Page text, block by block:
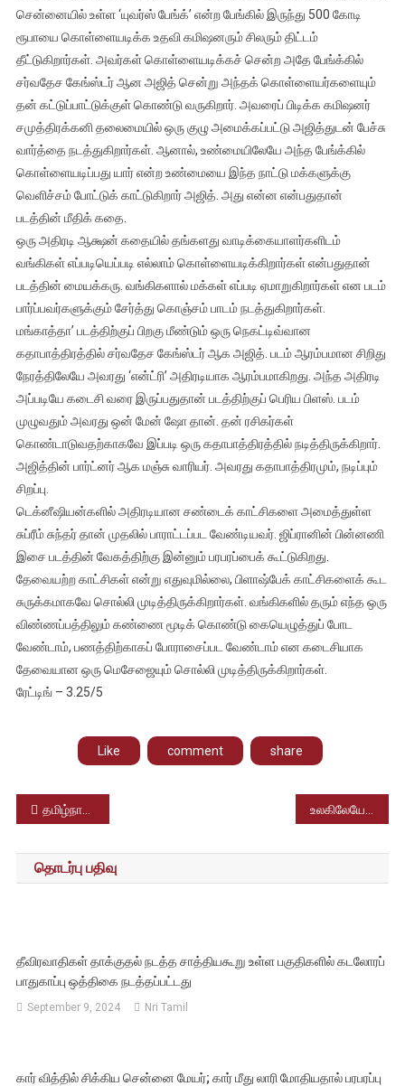
துணிவு
–
சென்னையில் உள்ள ‘யுவர்ஸ் பேங்க்’ என்ற பேங்கில் இருந்து 500 கோடி
ரூபாயை கொள்ளையடிக்க உதவி கமிஷனரும் சிலரும் திட்டம்
தீட்டுகிறார்கள். அவர்கள் கொள்ளையடிக்கச் சென்ற அதே பேங்க்கில்
சர்வதேச கேங்ஸ்டர் ஆன அஜித் சென்று அந்தக் கொள்ளையர்களையும்
தன் கட்டுப்பாட்டுக்குள் கொண்டு வருகிறார். அவரைப் பிடிக்க கமிஷனர்
சமுத்திரக்கனி தலைமையில் ஒரு குழு அமைக்கப்பட்டு அஜித்துடன் பேச்சு
வார்த்தை நடத்துகிறார்கள். ஆனால், உண்மையிலேயே அந்த பேங்க்கில்
கொள்ளையடிப்பது யார் என்ற உண்மையை இந்த நாட்டு மக்களுக்கு
வெளிச்சம் போட்டுக் காட்டுகிறார் அஜித். அது என்ன என்பதுதான்
படத்தின் மீதிக் கதை.
ஒரு அதிரடி ஆக்ஷன் கதையில் தங்களது வாடிக்கையாளர்களிடம்
வங்கிகள் எப்படியெப்படி எல்லாம் கொள்ளையடிக்கிறார்கள் என்பதுதான்
படத்தின் மையக்கரு. வங்கிகளால் மக்கள் எப்படி ஏமாறுகிறார்கள் என படம்
பார்ப்பவர்களுக்கும் சேர்த்து கொஞ்சம் பாடம் நடத்துகிறார்கள்.
மங்காத்தா’ படத்திற்குப் பிறகு மீண்டும் ஒரு நெகட்டிவ்வான
கதாபாத்திரத்தில் சர்வதேச கேங்ஸ்டர் ஆக அஜித். படம் ஆரம்பமான சிறிது
நேரத்திலேயே அவரது ‘என்ட்ரி’ அதிரடியாக ஆரம்பமாகிறது. அந்த அதிரடி
அப்படியே கடைசி வரை இருப்பதுதான் படத்திற்குப் பெரிய பிளஸ். படம்
முழுவதும் அவரது ஒன் மேன் ஷோ தான். தன் ரசிகர்கள்
கொண்டாடுவதற்காகவே இப்படி ஒரு கதாபாத்திரத்தில் நடித்திருக்கிறார்.
அஜித்தின் பார்ட்னர் ஆக மஞ்சு வாரியர். அவரது கதாபாத்திரமும், நடிப்பும்
சிறப்பு.
டெக்னீஷியன்களில் அதிரடியான சண்டைக் காட்சிகளை அமைத்துள்ள
சுப்ரீம் சுந்தர் தான் முதலில் பாராட்டப்பட வேண்டியவர். ஜிப்ரானின் பின்னணி
இசை படத்தின் வேகத்திற்கு இன்னும் பரபரப்பைக் கூட்டுகிறது.
தேவையற்ற காட்சிகள் என்று எதுவுமில்லை, பிளாஷ்பேக் காட்சிகளைக் கூட
சுருக்கமாகவே சொல்லி முடித்திருக்கிறார்கள். வங்கிகளில் தரும் எந்த ஒரு
விண்ணப்பத்திலும் கண்ணை மூடிக் கொண்டு கையெழுத்துப் போட
வேண்டாம், பணத்திற்காகப் போராசைப்பட வேண்டாம் என கடைசியாக
தேவையான ஒரு மெசேஜையும் சொல்லி முடித்திருக்கிறார்கள்.
ரேட்டிங் – 3.25/5
Like comment share
Post
navigation
தமிழ்நாடு என்று குறிப்பிடாமல், தமிழ்நாடு அரசின் சின்னம் இல்லாமல் பொங்கல் விழா அழைப்பு – கவர்னர் செயலால் சர்ச்சை
தொடர்பு பதிவு
தீவிரவாதிகள் தாக்குதல் நடத்த சாத்தியகூறு உள்ள பகுதிகளில் கடலோரப்
பாதுகாப்பு ஒத்திகை நடத்தப்பட்டது
September 9, 2024 Nri Tamil
கார் வித்தில் சிக்கிய சென்னை மேயர்; கார் மீது லாரி மோதியதால் பரபரப்பு